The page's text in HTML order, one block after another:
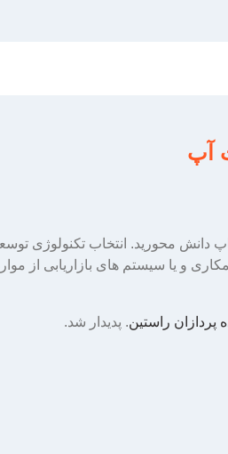
دانش محورید. انتخاب تکنولوژی
و یا سیستم های بازاریابی از
پردازان راستین. پدیدار شد.